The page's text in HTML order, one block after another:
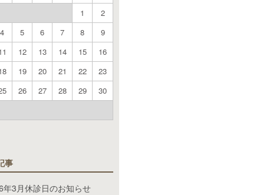
1
2
4 5 6 7 8
9
12 13 14 15
16
19 20 21 22
23
26 27 28 29
30
事
年3月休診日のお知らせ